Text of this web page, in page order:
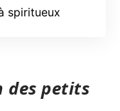
spiritueux
des petits